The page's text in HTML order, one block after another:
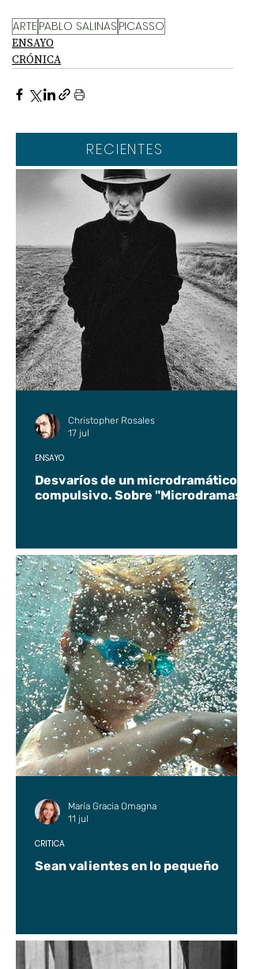
ARTEPABLO SALINAS PICASSO
ENSAYO
CRÓNICA
RECIENTES
Desvaríos de un microdramático
compulsivo. Sobre "Microdramas".
ENSAYO
Christopher Rosales
17 jul
Sean valientes en lo pequeño
CRÍTICA
María Gracia Omagna
11 jul